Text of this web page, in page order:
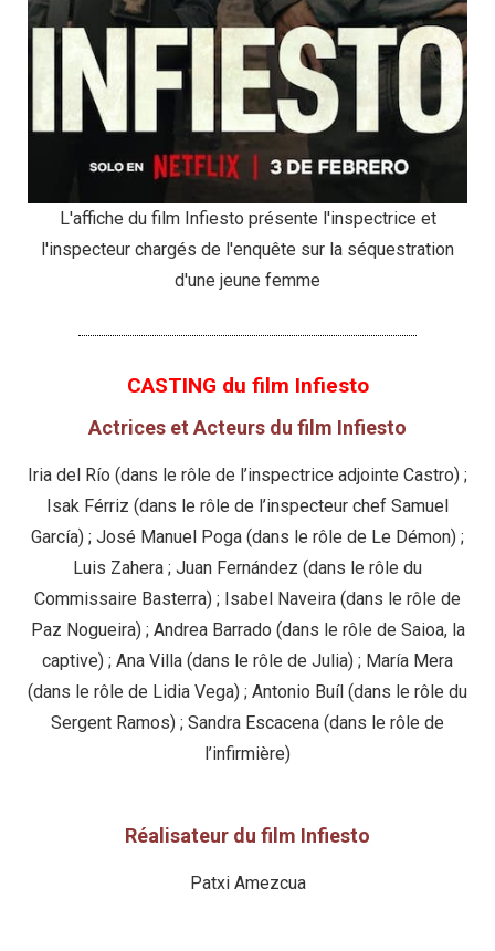
L'affiche du film Infiesto présente l'inspectrice et
l'inspecteur chargés de l'enquête sur la séquestration
d'une jeune femme
CASTING du film Infiesto
Actrices et Acteurs du film Infiesto
Iria del Río (dans le rôle de l’inspectrice adjointe Castro) ;
Isak Férriz (dans le rôle de l’inspecteur chef Samuel
García) ; José Manuel Poga (dans le rôle de Le Démon) ;
Luis Zahera ; Juan Fernández (dans le rôle du
Commissaire Basterra) ; Isabel Naveira (dans le rôle de
Paz Nogueira) ; Andrea Barrado (dans le rôle de Saioa, la
captive) ; Ana Villa (dans le rôle de Julia) ; María Mera
(dans le rôle de Lidia Vega) ; Antonio Buíl (dans le rôle du
Sergent Ramos) ; Sandra Escacena (dans le rôle de
l’infirmière)
Réalisateur du film Infiesto
Patxi Amezcua